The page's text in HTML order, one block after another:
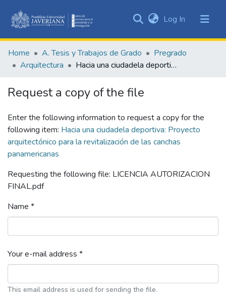
&
Collections
Log In (current)
Home A. Tesis y Trabajos de Grado
Pregrado
Arquitectura
Hacia una ciudadela deportiva: Proyecto arquitectónico para la revitalización de las canchas panamericanas
Request a copy of the file
Enter the following information to request a copy for the
following item: Hacia una ciudadela deportiva: Proyecto
arquitectónico para la revitalización de las canchas
panamericanas
Requesting the following file: LICENCIA AUTORIZACION
FINAL.pdf
Name *
Your e-mail address *
This email address is used for sending the file.